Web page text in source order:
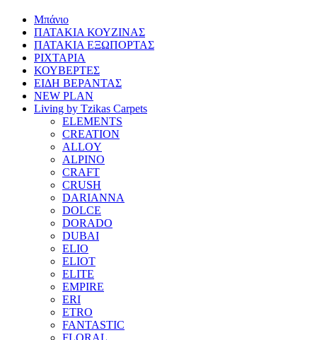
Μπάνιο
ΠΑΤΑΚΙΑ ΚΟΥΖΙΝΑΣ
ΠΑΤΑΚΙΑ ΕΞΩΠΟΡΤΑΣ
ΡΙΧΤΑΡΙΑ
ΚΟΥΒΕΡΤΕΣ
ΕΙΔΗ ΒΕΡΑΝΤΑΣ
NEW PLAN
Living by Tzikas Carpets
ELEMENTS
CREATION
ALLOY
ALPINO
CRAFT
CRUSH
DARIANNA
DOLCE
DORADO
DUBAI
ELIO
ELIOT
ELITE
EMPIRE
ERI
ETRO
FANTASTIC
FLORAL